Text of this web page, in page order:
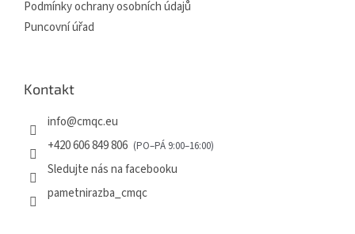
Podmínky ochrany osobních údajů
Puncovní úřad
Kontakt
info@cmqc.eu
+420 606 849 806
Sledujte nás na facebooku
pametnirazba_cmqc